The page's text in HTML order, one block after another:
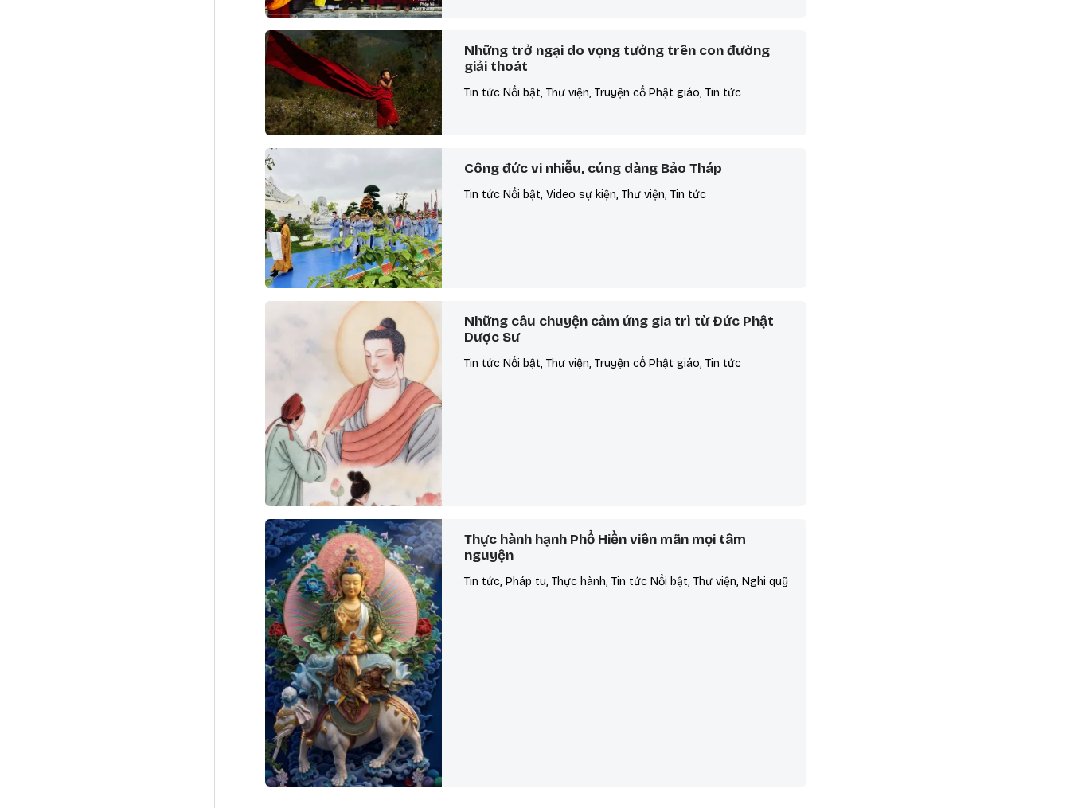
Những trở ngại do vọng tưởng trên con đường
giải thoát
Tin tức Nổi bật, Thư viện, Truyện cổ Phật giáo, Tin tức
Công đức vi nhiễu, cúng dàng Bảo Tháp
Tin tức Nổi bật, Video sự kiện, Thư viện, Tin tức
Những câu chuyện cảm ứng gia trì từ Đức Phật
Dược Sư
Tin tức Nổi bật, Thư viện, Truyện cổ Phật giáo, Tin tức
Thực hành hạnh Phổ Hiền viên mãn mọi tâm
nguyện
Tin tức, Pháp tu, Thực hành, Tin tức Nổi bật, Thư viện, Nghi quỹ